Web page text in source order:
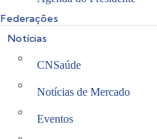
Federações
Notícias
CNSaúde
Notícias de Mercado
Eventos